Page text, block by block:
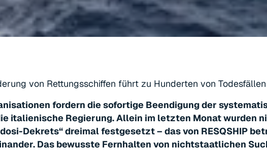
von Rettungsschiffen führt zu Hunderten von
fordern die sofortige Beendigung der
italienische Regierung. Allein im letzten Monat wurden
Dekrets“ dreimal festgesetzt – das von RESQSHIP
Das bewusste Fernhalten von nichtstaatlichen